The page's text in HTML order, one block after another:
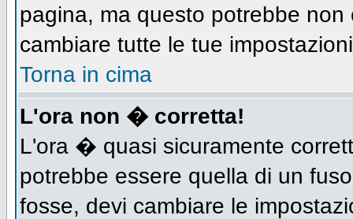
pagina, ma questo potrebbe
cambiare tutte le tue
Torna in cima
L'ora non � corretta!
L'ora � quasi sicuramente
potrebbe essere quella di un
fosse, devi cambiare le